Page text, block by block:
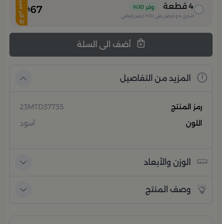
الأكثر مبيعا 4 قطعة وفر 10%
اشتري 4و احصل على 10% خصم إضافي 67
المزيد من التفاصيل
رمز المنتج
23MTD37735
اللون
أسود
الوزن والأبعاد
وصف المنتج